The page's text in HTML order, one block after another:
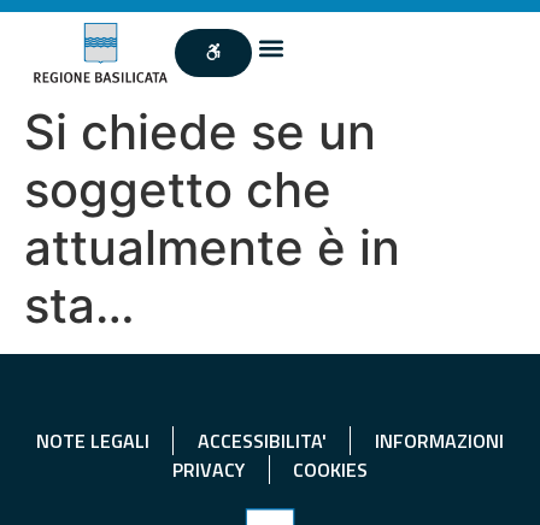
Si chiede se un
soggetto che
attualmente è in
sta…
NOTE LEGALI ACCESSIBILITA'
INFORMAZIONI
PRIVACY
COOKIES